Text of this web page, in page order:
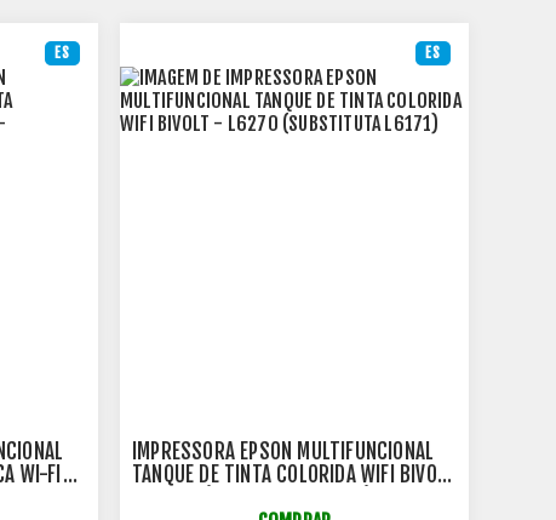
ES
WI-FI
ES
IMPRESSORA EPSON MULTIFUNCIONAL
TANQUE DE TINTA COLORIDA WIFI BIVOLT